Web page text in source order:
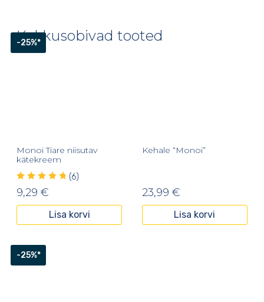
Kokkusobivad tooted
-25%*
Monoi Tiare niisutav
kätekreem
(6)
9,29 €
Lisa korvi
Kehale “Monoi”
23,99 €
Lisa korvi
-25%*